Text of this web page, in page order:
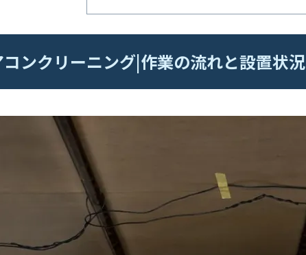
ンクリーニング|作業の流れと設置状況